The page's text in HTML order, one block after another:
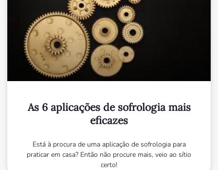
As 6 aplicações de sofrologia mais
eficazes
Está à procura de uma aplicação de sofrologia para
praticar em casa? Então não procure mais, veio ao sítio
certo!